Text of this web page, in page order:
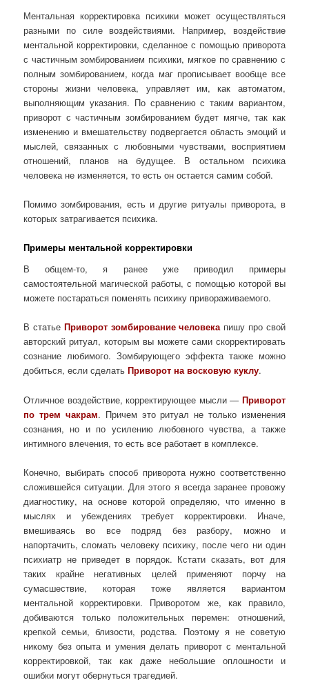
Ментальная корректировка психики может осуществляться
разными по силе воздействиями. Например, воздействие
ментальной корректировки, сделанное с помощью приворота
с частичным зомбированием психики, мягкое по сравнению с
полным зомбированием, когда маг прописывает вообще все
стороны жизни человека, управляет им, как автоматом,
выполняющим указания. По сравнению с таким вариантом,
приворот с частичным зомбированием будет мягче, так как
изменению и вмешательству подвергается область эмоций и
мыслей, связанных с любовными чувствами, восприятием
отношений, планов на будущее. В остальном психика
человека не изменяется, то есть он остается самим собой.
Помимо зомбирования, есть и другие ритуалы приворота, в
которых затрагивается психика.
Примеры ментальной корректировки
В общем-то, я ранее уже приводил примеры
самостоятельной магической работы, с помощью которой вы
можете постараться поменять психику привораживаемого.
В статье Приворот зомбирование человекапишу про свой
авторский ритуал, которым вы можете сами скорректировать
сознание любимого. Зомбирующего эффекта также можно
добиться, если сделатьПриворот на восковую куклу.
Отличное воздействие, корректирующее мысли — Приворот
по трем чакрам. Причем это ритуал не только изменения
сознания, но и по усилению любовного чувства, а также
интимного влечения, то есть все работает в комплексе.
Конечно, выбирать способ приворота нужно соответственно
сложившейся ситуации. Для этого я всегда заранее провожу
диагностику, на основе которой определяю, что именно в
мыслях и убеждениях требует корректировки. Иначе,
вмешиваясь во все подряд без разбору, можно и
напортачить, сломать человеку психику, после чего ни один
психиатр не приведет в порядок. Кстати сказать, вот для
таких крайне негативных целей применяют порчу на
сумасшествие, которая тоже является вариантом
ментальной корректировки. Приворотом же, как правило,
добиваются только положительных перемен: отношений,
крепкой семьи, близости, родства. Поэтому я не советую
никому без опыта и умения делать приворот с ментальной
корректировкой, так как даже небольшие оплошности и
ошибки могут обернуться трагедией.